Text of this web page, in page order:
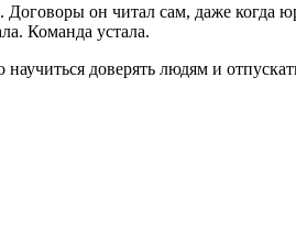
он читал сам, даже когда
Команда устала.
доверять людям и